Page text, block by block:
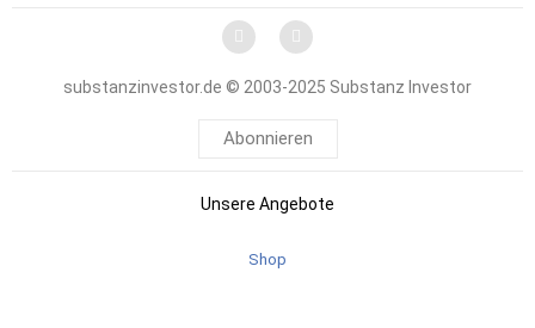
substanzinvestor.de © 2003-2025 Substanz Investor
Abonnieren
Unsere Angebote
Shop